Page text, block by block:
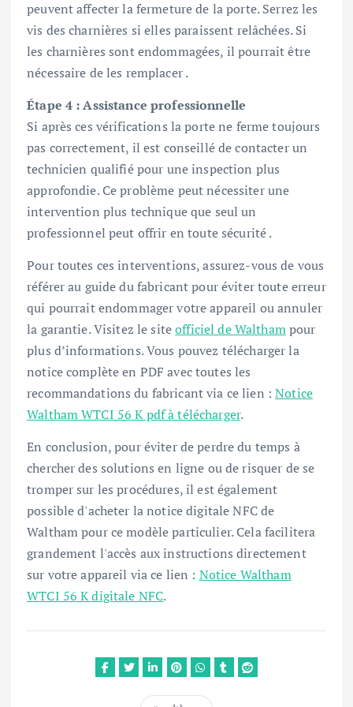
peuvent affecter la fermeture de la porte. Serrez les
vis des charnières si elles paraissent relâchées. Si
les charnières sont endommagées, il pourrait être
nécessaire de les remplacer .
Étape 4 : Assistance professionnelle
Si après ces vérifications la porte ne ferme toujours
pas correctement, il est conseillé de contacter un
technicien qualifié pour une inspection plus
approfondie. Ce problème peut nécessiter une
intervention plus technique que seul un
professionnel peut offrir en toute sécurité .
Pour toutes ces interventions, assurez-vous de vous
référer au guide du fabricant pour éviter toute erreur
qui pourrait endommager votre appareil ou annuler
la garantie. Visitez le siteofficiel de Walthampour
plus d’informations. Vous pouvez télécharger la
notice complète en PDF avec toutes les
recommandations du fabricant via ce lien :Notice
Waltham WTCI 56 K pdf à télécharger.
En conclusion, pour éviter de perdre du temps à
chercher des solutions en ligne ou de risquer de se
tromper sur les procédures, il est également
possible d'acheter la notice digitale NFC de
Waltham pour ce modèle particulier. Cela facilitera
grandement l'accès aux instructions directement
sur votre appareil via ce lien : Notice Waltham
WTCI 56 K digitale NFC.